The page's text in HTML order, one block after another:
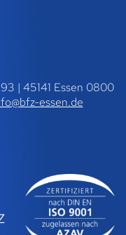
| 45141 Essen 0800
essen.de